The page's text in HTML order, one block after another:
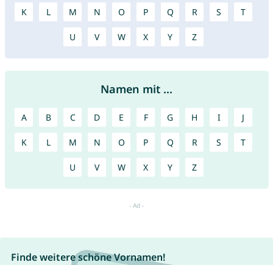
K L M N O P Q R S T
U V W X Y Z
Namen mit ...
A B C D E F G H I J
K L M N O P Q R S T
U V W X Y Z
Finde weitere schöne Vornamen!